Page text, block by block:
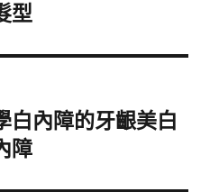
型
白內障的牙齦美白
障